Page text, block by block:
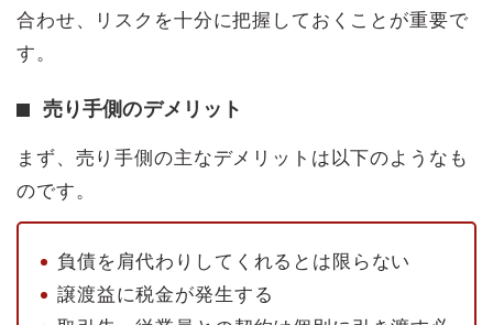
合わせ、リスクを十分に把握しておくことが重要で
す。
売り手側のデメリット
まず、売り手側の主なデメリットは以下のようなも
のです。
負債を肩代わりしてくれるとは限らない
譲渡益に税金が発生する